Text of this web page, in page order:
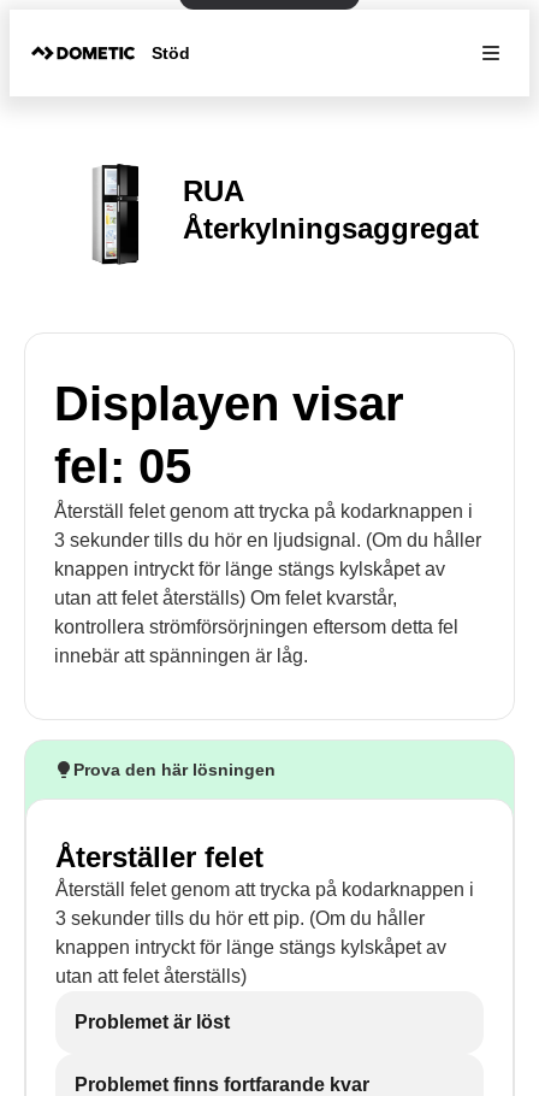
Stöd
RUA
Återkylningsaggregat
Displayen visar
fel: 05
Återställ felet genom att trycka på kodarknappen i
3 sekunder tills du hör en ljudsignal. (Om du håller
knappen intryckt för länge stängs kylskåpet av
utan att felet återställs) Om felet kvarstår,
kontrollera strömförsörjningen eftersom detta fel
innebär att spänningen är låg.
Prova den här lösningen
Återställer felet
Återställ felet genom att trycka på kodarknappen i
3 sekunder tills du hör ett pip. (Om du håller
knappen intryckt för länge stängs kylskåpet av
utan att felet återställs)
Problemet är löst
Problemet finns fortfarande kvar